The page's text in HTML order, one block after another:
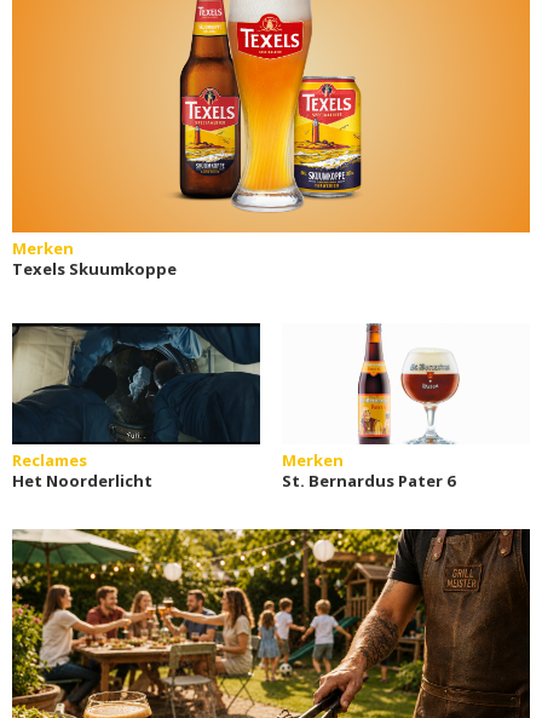
Merken
Texels Skuumkoppe
Reclames
Het Noorderlicht
Merken
St. Bernardus Pater 6